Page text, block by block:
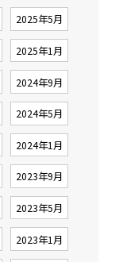
2025年5月
2025年1月
2024年9月
2024年5月
2024年1月
2023年9月
2023年5月
2023年1月